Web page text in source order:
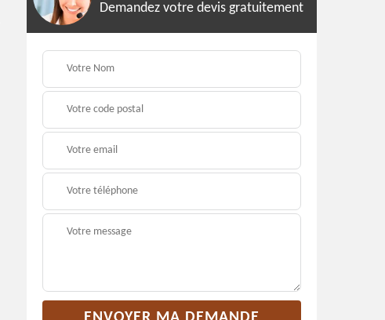
Demandez votre devis gratuitement